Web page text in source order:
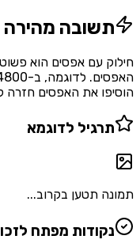
תשובה מהירה
חילוק עם אפסים הוא
הוסיפו את האפסים חזרה
תרגיל לדוגמא
תמונה תטען בקרוב...
נקודות מפתח